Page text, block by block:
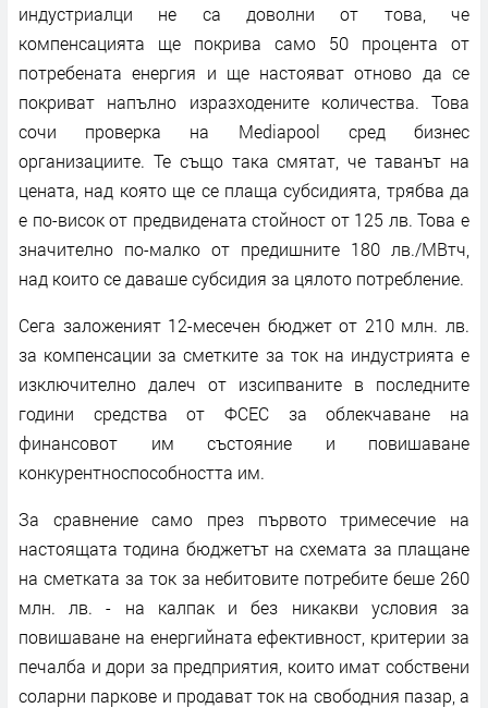
индустриалци не са доволни от това, че
компенсацията ще покрива само 50 процента от
потребената енергия и ще настояват отново да се
покриват напълно изразходените количества. Това
сочи проверка на Mediapool сред бизнес
организациите. Те също така смятат, че таванът на
цената, над която ще се плаща субсидията, трябва да
е по-висок от предвидената стойност от 125 лв. Това е
значително по-малко от предишните 180 лв./МВтч,
над които се даваше субсидия за цялото потребление.
Сега заложеният 12-месечен бюджет от 210 млн. лв.
за компенсации за сметките за ток на индустрията е
изключително далеч от изсипваните в последните
години средства от ФСЕС за облекчаване на
финансовот им състояние и повишаване
конкурентноспособността им.
За сравнение само през първото тримесечие на
настоящата тодина бюджетът на схемата за плащане
на сметката за ток за небитовите потребите беше 260
млн. лв. - на калпак и без никакви условия за
повишаване на енергийната ефективност, критерии за
печалба и дори за предприятия, които имат собствени
соларни паркове и продават ток на свободния пазар, а